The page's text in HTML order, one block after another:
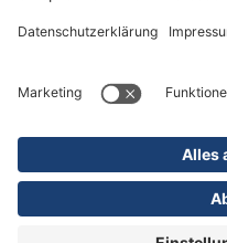
Datenschutz